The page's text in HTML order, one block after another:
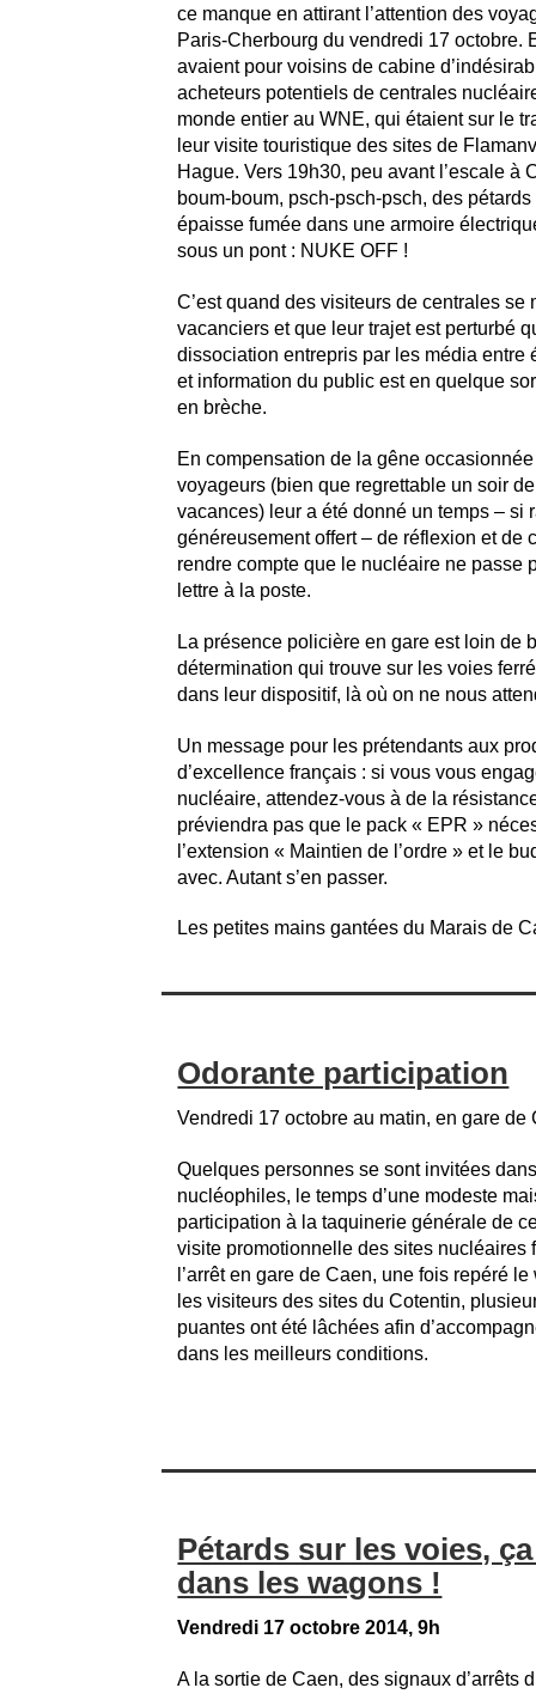
ce manque en attirant l’attention des
Paris-Cherbourg du vendredi 17 octobre.
avaient pour voisins de cabine
acheteurs potentiels de centrales
monde entier au WNE, qui étaient sur le
leur visite touristique des sites de
Hague. Vers 19h30, peu avant l’escale à
boum-boum, psch-psch-psch, des
épaisse fumée dans une armoire
sous un pont : NUKE OFF !
C’est quand des visiteurs de centrales se
vacanciers et que leur trajet est perturbé
dissociation entrepris par les média entre
et information du public est en quelque
en brèche.
En compensation de la gêne
voyageurs (bien que regrettable un soir
vacances) leur a été donné un temps – si
généreusement offert – de réflexion et de
rendre compte que le nucléaire ne passe
lettre à la poste.
La présence policière en gare est loin de
détermination qui trouve sur les voies
dans leur dispositif, là où on ne nous
Un message pour les prétendants aux
d’excellence français : si vous vous
nucléaire, attendez-vous à de la
préviendra pas que le pack « EPR »
l’extension « Maintien de l’ordre » et le
avec. Autant s’en passer.
Les petites mains gantées du Marais de
Odorante participation
Vendredi 17 octobre au matin, en gare de
Quelques personnes se sont invitées
nucléophiles, le temps d’une modeste
participation à la taquinerie générale de
visite promotionnelle des sites nucléaires
l’arrêt en gare de Caen, une fois repéré
les visiteurs des sites du Cotentin,
puantes ont été lâchées afin
dans les meilleurs conditions.
Pétards sur les voies,
dans les wagons !
Vendredi 17 octobre 2014, 9h
A la sortie de Caen, des signaux d’arrêts